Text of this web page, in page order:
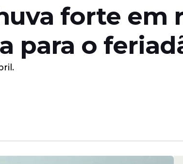
forte em
para o